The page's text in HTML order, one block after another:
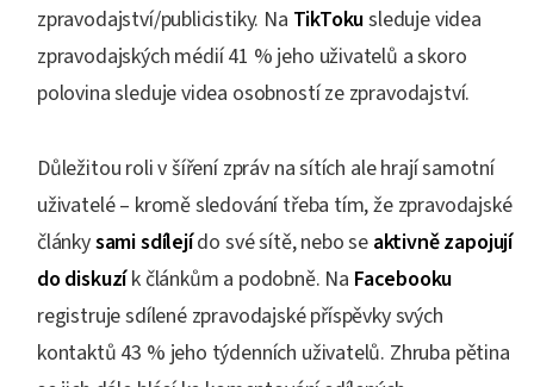
zpravodajství/publicistiky. Na TikTokusleduje videa
zpravodajských médií 41 % jeho uživatelů a skoro
polovina sleduje videa osobností ze zpravodajství.
Důležitou roli v šíření zpráv na sítích ale hrají samotní
uživatelé – kromě sledování třeba tím, že zpravodajské
článkysami sdílejído své sítě, nebo se aktivně zapojují
do diskuzík článkům a podobně. Na Facebooku
registruje sdílené zpravodajské příspěvky svých
kontaktů 43 % jeho týdenních uživatelů. Zhruba pětina